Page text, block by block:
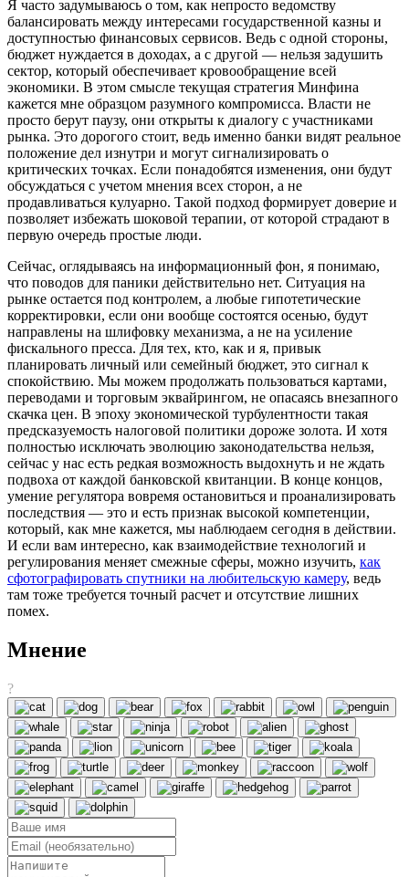
Я часто задумываюсь о том, как непросто ведомству
балансировать между интересами государственной казны и
доступностью финансовых сервисов. Ведь с одной стороны,
бюджет нуждается в доходах, а с другой — нельзя задушить
сектор, который обеспечивает кровообращение всей
экономики. В этом смысле текущая стратегия Минфина
кажется мне образцом разумного компромисса. Власти не
просто берут паузу, они открыты к диалогу с участниками
рынка. Это дорогого стоит, ведь именно банки видят реальное
положение дел изнутри и могут сигнализировать о
критических точках. Если понадобятся изменения, они будут
обсуждаться с учетом мнения всех сторон, а не
продавливаться кулуарно. Такой подход формирует доверие и
позволяет избежать шоковой терапии, от которой страдают в
первую очередь простые люди.
Сейчас, оглядываясь на информационный фон, я понимаю,
что поводов для паники действительно нет. Ситуация на
рынке остается под контролем, а любые гипотетические
корректировки, если они вообще состоятся осенью, будут
направлены на шлифовку механизма, а не на усиление
фискального пресса. Для тех, кто, как и я, привык
планировать личный или семейный бюджет, это сигнал к
спокойствию. Мы можем продолжать пользоваться картами,
переводами и торговым эквайрингом, не опасаясь внезапного
скачка цен. В эпоху экономической турбулентности такая
предсказуемость налоговой политики дороже золота. И хотя
полностью исключать эволюцию законодательства нельзя,
сейчас у нас есть редкая возможность выдохнуть и не ждать
подвоха от каждой банковской квитанции. В конце концов,
умение регулятора вовремя остановиться и проанализировать
последствия — это и есть признак высокой компетенции,
который, как мне кажется, мы наблюдаем сегодня в действии.
И если вам интересно, как взаимодействие технологий и
регулирования меняет смежные сферы, можно изучить, как
сфотографировать спутники на любительскую камеру, ведь
там тоже требуется точный расчет и отсутствие лишних
помех.
Мнение
?